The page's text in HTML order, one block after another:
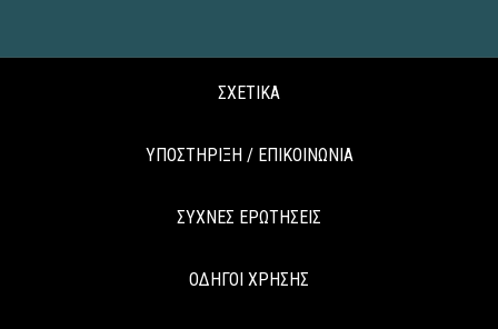
ΣΧΕΤΙΚΑ
ΥΠΟΣΤΗΡΙΞΗ / ΕΠΙΚΟΙΝΩΝΙΑ
ΣΥΧΝΕΣ ΕΡΩΤΗΣΕΙΣ
ΟΔΗΓΟΙ ΧΡΗΣΗΣ